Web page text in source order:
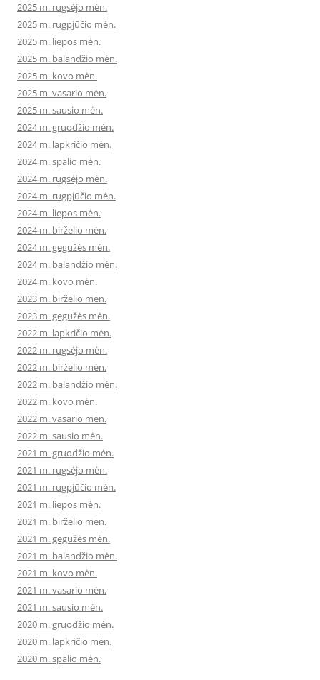
2025 m. rugsėjo mėn.
2025 m. rugpjūčio mėn.
2025 m. liepos mėn.
2025 m. balandžio mėn.
2025 m. kovo mėn.
2025 m. vasario mėn.
2025 m. sausio mėn.
2024 m. gruodžio mėn.
2024 m. lapkričio mėn.
2024 m. spalio mėn.
2024 m. rugsėjo mėn.
2024 m. rugpjūčio mėn.
2024 m. liepos mėn.
2024 m. birželio mėn.
2024 m. gegužės mėn.
2024 m. balandžio mėn.
2024 m. kovo mėn.
2023 m. birželio mėn.
2023 m. gegužės mėn.
2022 m. lapkričio mėn.
2022 m. rugsėjo mėn.
2022 m. birželio mėn.
2022 m. balandžio mėn.
2022 m. kovo mėn.
2022 m. vasario mėn.
2022 m. sausio mėn.
2021 m. gruodžio mėn.
2021 m. rugsėjo mėn.
2021 m. rugpjūčio mėn.
2021 m. liepos mėn.
2021 m. birželio mėn.
2021 m. gegužės mėn.
2021 m. balandžio mėn.
2021 m. kovo mėn.
2021 m. vasario mėn.
2021 m. sausio mėn.
2020 m. gruodžio mėn.
2020 m. lapkričio mėn.
2020 m. spalio mėn.